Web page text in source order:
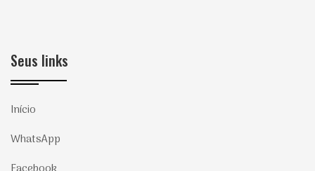
Seus links
Início
WhatsApp